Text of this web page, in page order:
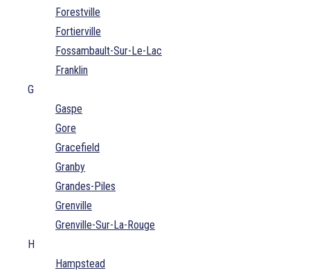
Forestville
Fortierville
Fossambault-Sur-Le-Lac
Franklin
G
Gaspe
Gore
Gracefield
Granby
Grandes-Piles
Grenville
Grenville-Sur-La-Rouge
H
Hampstead